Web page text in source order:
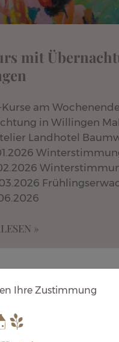
mit
am
in Willingen
Landhotel
»
Ihre Zustimmung